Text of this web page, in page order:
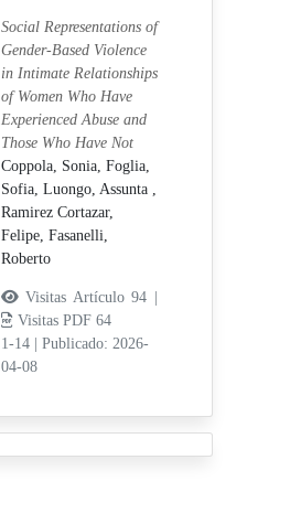
Social Representations of
Gender-Based Violence
in Intimate Relationships
of Women Who Have
Experienced Abuse and
Those Who Have Not
Coppola, Sonia, Foglia,
Sofia, Luongo, Assunta ,
Ramirez Cortazar,
Felipe, Fasanelli,
Roberto
Visitas Artículo 94 |
Visitas PDF 64
1-14
Publicado: 2026-
04-08